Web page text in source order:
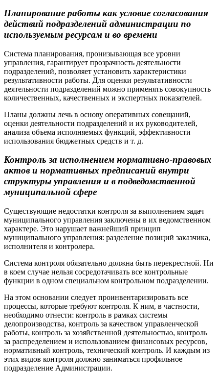
Планирование работы как условие согласования
действий подразделений администрации по
используемым ресурсам и во времени
Система планирования, пронизывающая все уровни
управления, гарантирует прозрачность деятельности
подразделений, позволяет установить характеристики
результативности работы. Для оценки результативности
деятельности подразделений можно применять совокупность
количественных, качественных и экспертных показателей.
Планы должны лечь в основу оперативных совещаний,
оценки деятельности подразделений и их руководителей,
анализа объема исполняемых функций, эффективности
использования бюджетных средств и т. д.
Контроль за исполнением нормативно-правовых
актов и нормативных предписаний внутри
структуры управления и в подведомственной
муниципальной сфере
Существующие недостатки контроля за выполнением задач
муниципального управления заключены в их ведомственном
характере. Это нарушает важнейший принцип
муниципального управления: разделение позиций заказчика,
исполнителя и контролера.
Система контроля обязательно должна быть перекрестной. Ни
в коем случае нельзя сосредотачивать все контрольные
функции в одном специальном контрольном подразделении.
На этом основании следует проинвентаризировать все
процессы, которые требуют контроля. К ним, в частности,
необходимо отнести: контроль в рамках системы
делопроизводства, контроль за качеством управленческой
работы, контроль за хозяйственной деятельностью, контроль
за распределением и использованием финансовых ресурсов,
нормативный контроль, технический контроль. И каждым из
этих видов контроля должно заниматься профильное
подразделение Администрации.